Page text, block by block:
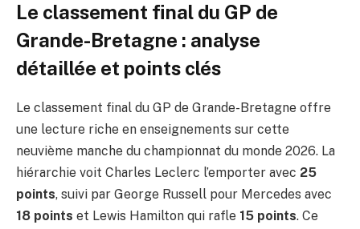
Le classement final du GP de
Grande-Bretagne : analyse
détaillée et points clés
Le classement final du GP de Grande-Bretagne offre
une lecture riche en enseignements sur cette
neuvième manche du championnat du monde 2026. La
hiérarchie voit Charles Leclerc l’emporter avec 25
points, suivi par George Russell pour Mercedes avec
18 points et Lewis Hamilton qui rafle 15 points. Ce